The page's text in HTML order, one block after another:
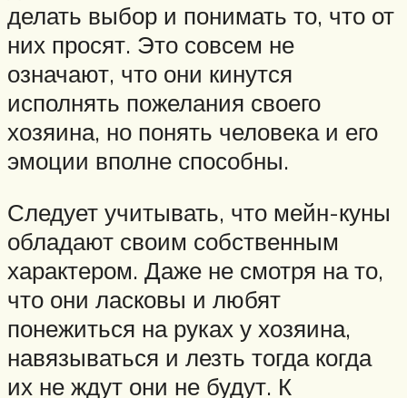
делать выбор и понимать то, что от
них просят. Это совсем не
означают, что они кинутся
исполнять пожелания своего
хозяина, но понять человека и его
эмоции вполне способны.
Следует учитывать, что мейн-куны
обладают своим собственным
характером. Даже не смотря на то,
что они ласковы и любят
понежиться на руках у хозяина,
навязываться и лезть тогда когда
их не ждут они не будут. К